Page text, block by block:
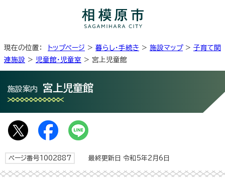
現在の位置： トップページ > 暮らし・手続き > 施設マップ> 子育て関
連施設 > 児童館・児童室 > 宮上児童館
施設案内 宮上児童館
ページ番号1002887 最終更新日 令和5年2月6日